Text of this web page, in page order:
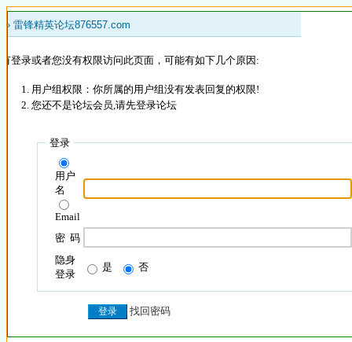
» 雷锋精英论坛876557.com
登录或者您没有权限访问此页面，可能有如下几个原因:
用户组权限：你所属的用户组没有发表回复的权限!
您还不是论坛会员,请先登录论坛
登录
用户
名
Email
密 码
隐身
登录
是 否
找回密码